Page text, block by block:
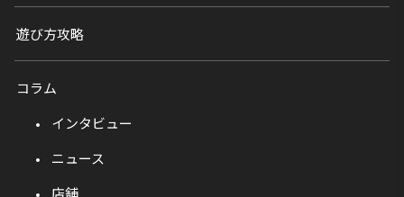
遊び方攻略
コラム
インタビュー
ニュース
店舗